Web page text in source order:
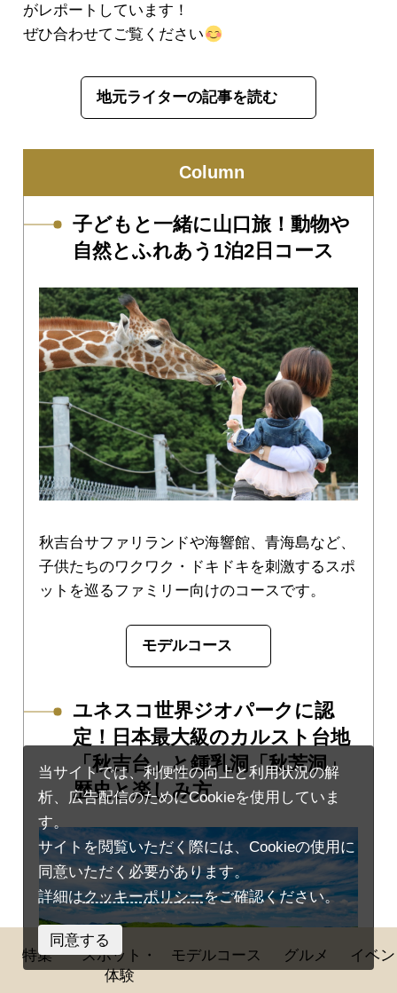
がレポートしています！
ぜひ合わせてご覧ください
地元ライターの記事を読む
Column
子どもと一緒に山口旅！動物や
自然とふれあう1泊2日コース
秋吉台サファリランドや海響館、青海島など、
子供たちのワクワク・ドキドキを刺激するスポ
ットを巡るファミリー向けのコースです。
モデルコース
ユネスコ世界ジオパークに認
定！日本最大級のカルスト台地
「秋吉台」と鍾乳洞「秋芳洞」
歴史と楽しみ方
特集
スポット・
体験
モデルコース グルメ イベ
当サイトでは、利便性の向上と利用状況の解
析、広告配信のためにCookieを使用していま
す。
サイトを閲覧いただく際には、Cookieの使用に
同意いただく必要があります。
詳細はクッキーポリシーをご確認ください。
同意する